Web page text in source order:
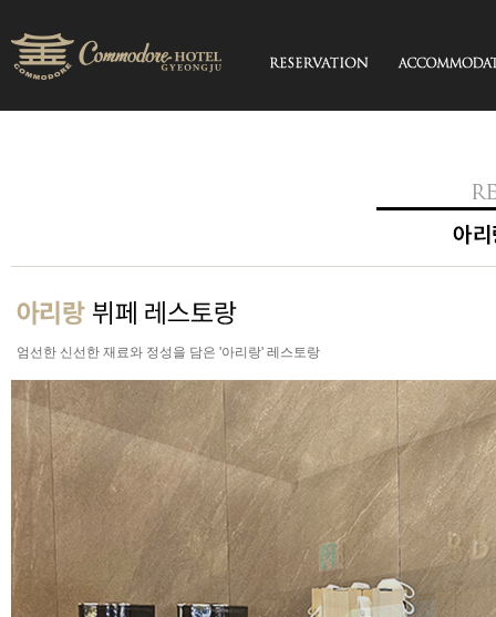
엄선한 신선한 재료와 정성을 담은 '아리랑' 레스토랑